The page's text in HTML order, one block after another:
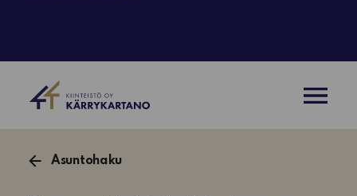
Asuntohaku